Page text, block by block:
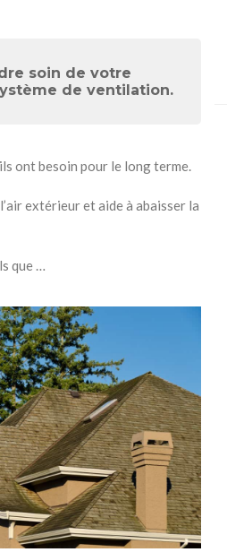
soin de votre
de ventilation.
ont besoin pour le long terme.
extérieur et aide à abaisser la
que …